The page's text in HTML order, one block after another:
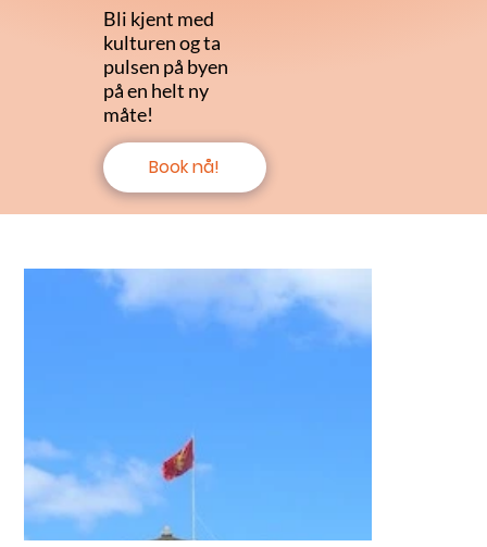
Bli kjent med
kulturen og ta
pulsen på byen
på en helt ny
måte!
Book nå!